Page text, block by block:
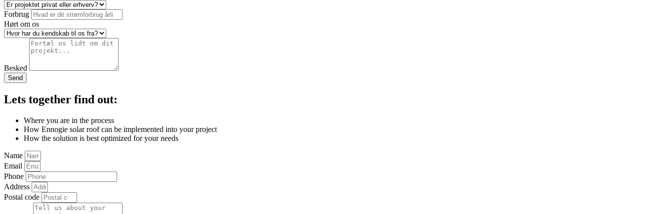
Forbrug
Hørt om os
Besked
Send
Lets together find out:
Where you are in the process
How Ennogie solar roof can be implemented into your project
How the solution is best optimized for your needs
Name
Email
Phone
Address
Postal code